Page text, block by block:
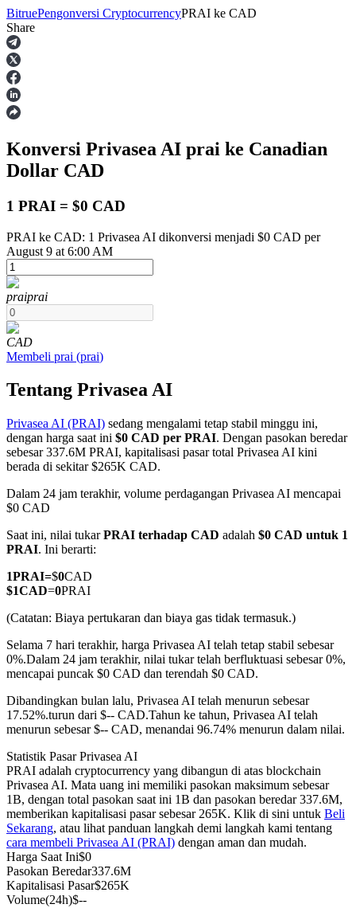
Berjangka
USDT Berjangka
COIN-M Berjangka
Mata Uang Kripto Berjangka
TradFi
Derivatif saham, forex, logam mulia, dan komoditas
USDC Berjangka
Kontrak berjangka menggunakan USDC sebagai jaminannya
Copy Trading
BitruePengonversi CryptocurrencyPRAI ke CAD
Share
Konversi Privasea AI prai ke Canadian
Dollar CAD
1 PRAI = $0 CAD
PRAI ke CAD: 1 Privasea AI dikonversi menjadi $0 CAD per
August 9 at 6:00 AM
praiprai
CAD
Membeli prai (prai)
Tentang Privasea AI
Privasea AI (PRAI) sedang mengalami tetap stabil minggu ini,
dengan harga saat ini $0 CAD per PRAI. Dengan pasokan beredar
sebesar 337.6M PRAI, kapitalisasi pasar total Privasea AI kini
berada di sekitar $265K CAD.
Dalam 24 jam terakhir, volume perdagangan Privasea AI mencapai
$0 CAD
Saat ini, nilai tukarPRAI terhadap CAD adalah $0 CAD untuk 1
PRAI. Ini berarti:
1PRAI=$0CAD
$1CAD=0PRAI
(Catatan: Biaya pertukaran dan biaya gas tidak termasuk.)
Selama 7 hari terakhir, harga Privasea AI telah tetap stabil sebesar
0%.Dalam 24 jam terakhir, nilai tukar telah berfluktuasi sebesar 0%,
mencapai puncak $0 CAD dan terendah $0 CAD.
Dibandingkan bulan lalu, Privasea AI telah menurun sebesar
17.52%.turun dari $-- CAD.Tahun ke tahun, Privasea AI telah
menurun sebesar $-- CAD, menandai 96.74% menurun dalam nilai.
Statistik Pasar Privasea AI
PRAI adalah cryptocurrency yang dibangun di atas blockchain
Privasea AI. Mata uang ini memiliki pasokan maksimum sebesar
1B, dengan total pasokan saat ini 1B dan pasokan beredar 337.6M,
memberikan kapitalisasi pasar sebesar 265K. Klik di sini untuk Beli
Sekarang, atau lihat panduan langkah demi langkah kami tentang
cara membeli Privasea AI (PRAI) dengan aman dan mudah.
Harga Saat Ini$0
Pasokan Beredar337.6M
Kapitalisasi Pasar$265K
Volume(24h)$--